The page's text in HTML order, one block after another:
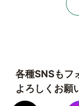
各種SNSもフ
よろしくお願